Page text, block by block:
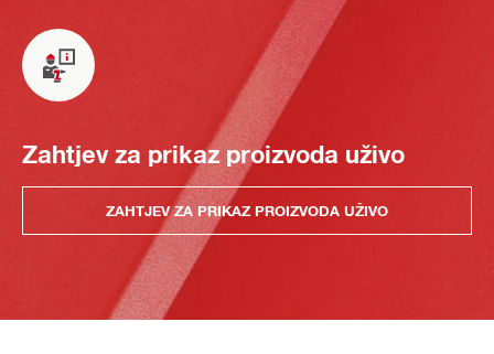
Zahtjev za prikaz proizvoda uživo
ZAHTJEV ZA PRIKAZ PROIZVODA UŽIVO